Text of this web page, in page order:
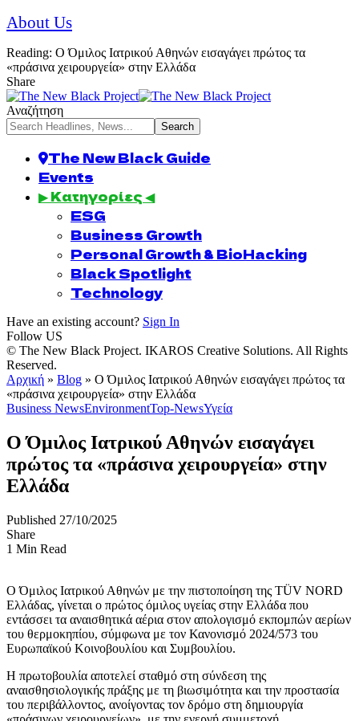
About Us
Reading: Ο Όμιλος Ιατρικού Αθηνών εισαγάγει πρώτος τα
«πράσινα χειρουργεία» στην Ελλάδα
Share
Αναζήτηση
The New Black Guide
Events
▶ Κατηγορίες ◀
ESG
Business Growth
Personal Growth & BioHacking
Black Spotlight
Technology
Have an existing account? Sign In
Follow US
© The New Black Project. IKAROS Creative Solutions. All Rights
Reserved.
Αρχική » Blog » Ο Όμιλος Ιατρικού Αθηνών εισαγάγει πρώτος τα
«πράσινα χειρουργεία» στην Ελλάδα
Business NewsEnvironmentTop-NewsΥγεία
Ο Όμιλος Ιατρικού Αθηνών εισαγάγει
πρώτος τα «πράσινα χειρουργεία» στην
Ελλάδα
Published 27/10/2025
Share
1 Min Read
Ο Όμιλος Ιατρικού Αθηνών με την πιστοποίηση της TÜV NORD
Ελλάδας, γίνεται ο πρώτος όμιλος υγείας στην Ελλάδα που
εντάσσει τα αναισθητικά αέρια στον απολογισμό εκπομπών αερίων
του θερμοκηπίου, σύμφωνα με τον Κανονισμό 2024/573 του
Ευρωπαϊκού Κοινοβουλίου και Συμβουλίου.
Η πρωτοβουλία αποτελεί σταθμό στη σύνδεση της
αναισθησιολογικής πράξης με τη βιωσιμότητα και την προστασία
του περιβάλλοντος, ανοίγοντας τον δρόμο στη δημιουργία